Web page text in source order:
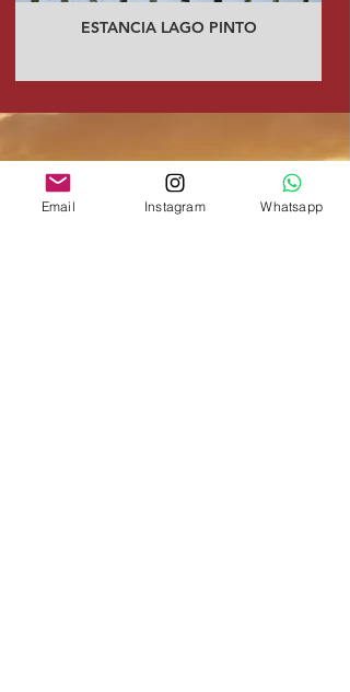
ESTANCIA LAGO PINTO
Email Instagram Whatsapp